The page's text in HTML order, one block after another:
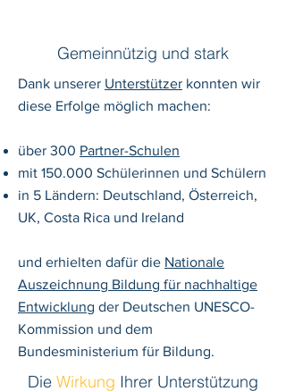
Gemeinnützig und stark
Dank unserer Unterstützer konnten wir
diese Erfolge möglich machen:
über 300 Partner-Schulen
mit 150.000 Schülerinnen und Schülern
in 5 Ländern: Deutschland, Österreich,
UK, Costa Rica und Ireland
und erhielten dafür die Nationale
Auszeichnung Bildung für nachhaltige
Entwicklung der Deutschen UNESCO-
Kommission und dem
Bundesministerium für Bildung.
Die Wirkung Ihrer Unterstützung